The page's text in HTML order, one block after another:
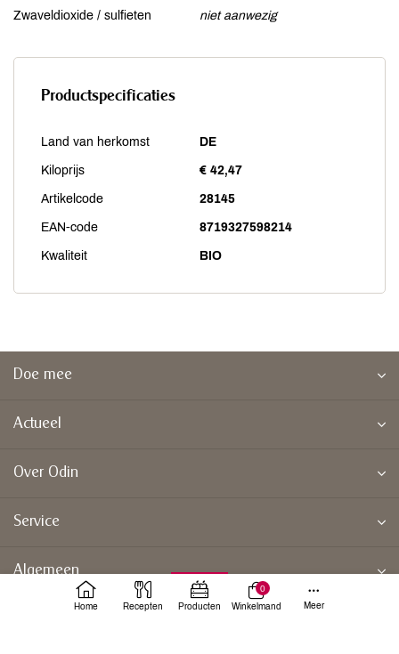
Zwaveldioxide / sulfieten
niet aanwezig
Productspecificaties
Land van herkomst DE
Kiloprijs € 42,47
Artikelcode 28145
EAN-code 8719327598214
Kwaliteit BIO
Doe mee
Actueel
Over Odin
Service
Algemeen
Home Recepten Producten
0
Winkelmand
Meer